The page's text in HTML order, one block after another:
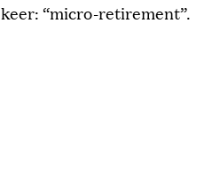
keer: “micro-retirement”.